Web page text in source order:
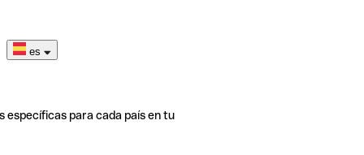
es
específicas para cada país en tu